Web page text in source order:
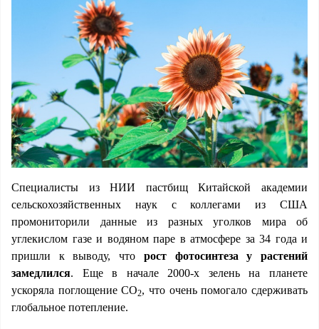
Специалисты из НИИ пастбищ Китайской академии
сельскохозяйственных наук с коллегами из США
промониторили данные из разных уголков мира об
углекислом газе и водяном паре в атмосфере за 34 года и
пришли к выводу, что рост фотосинтеза у растений
замедлился. Еще в начале 2000-х зелень на планете
ускоряла поглощение СО2, что очень помогало сдерживать
глобальное потепление.